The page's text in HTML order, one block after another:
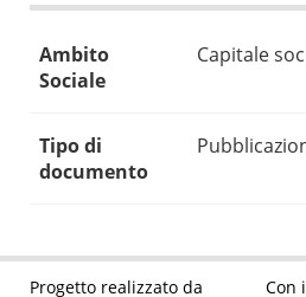
Ambito
Sociale
Capitale
Tipo di
documento
Progetto realizzato da Con